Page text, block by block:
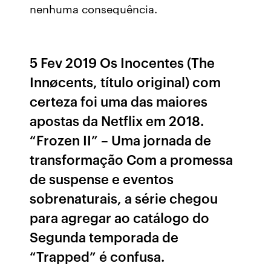
nenhuma consequência.
5 Fev 2019 Os Inocentes (The
Innøcents, título original) com
certeza foi uma das maiores
apostas da Netflix em 2018.
“Frozen II” – Uma jornada de
transformação Com a promessa
de suspense e eventos
sobrenaturais, a série chegou
para agregar ao catálogo do
Segunda temporada de
“Trapped” é confusa.